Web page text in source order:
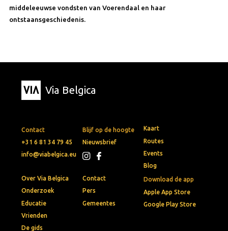
middeleeuwse vondsten van Voerendaal en haar
ontstaansgeschiedenis.
Via Belgica
Contact
+31 6 81 34 79 45
info@viabelgica.eu
Blijf op de hoogte
Nieuwsbrief
Download de app
Apple App Store
Google Play Store
Kaart
Routes
Events
Blog
Over Via Belgica
Onderzoek
Educatie
Vrienden
De gids
Contact
Pers
Gemeentes